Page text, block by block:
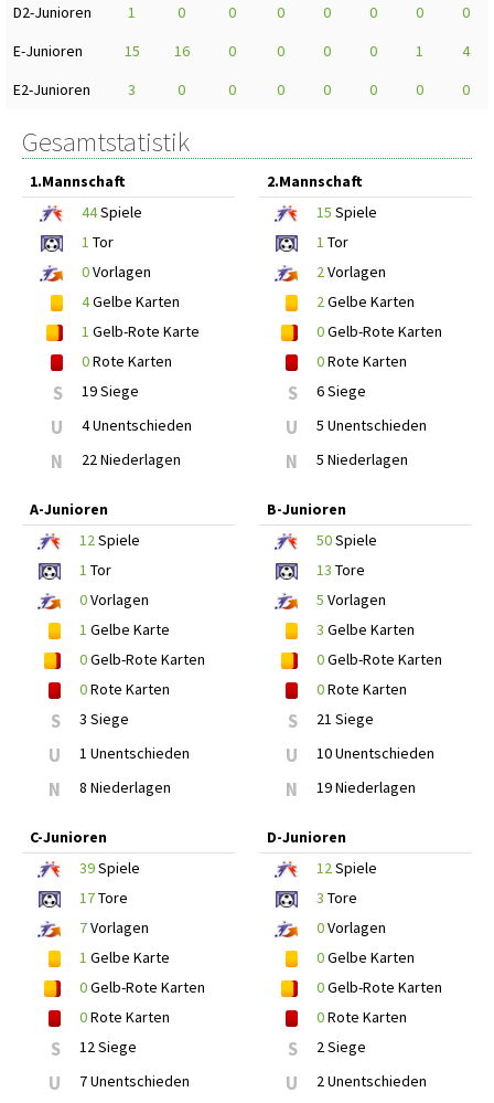
D2-Junioren 1 0 0 0 0 0 0
0
E-Junioren
15 16 0 0 0 0 1
4
E2-Junioren
3 0 0 0 0 0 0 0
Gesamtstatistik
1.Mannschaft
44Spiele
1 Tor
0Vorlagen
4Gelbe Karten
1 Gelb-Rote Karte
0Rote Karten
S 19 Siege
U 4 Unentschieden
N 22 Niederlagen
2.Mannschaft
15 Spiele
1 Tor
2Vorlagen
2Gelbe Karten
0Gelb-Rote Karten
0Rote Karten
S 6 Siege
U 5 Unentschieden
N 5 Niederlagen
A-Junioren
12Spiele
1 Tor
0Vorlagen
1 Gelbe Karte
0Gelb-Rote Karten
0Rote Karten
S 3 Siege
U 1 Unentschieden
N 8 Niederlagen
B-Junioren
50Spiele
13 Tore
5 Vorlagen
3 Gelbe Karten
0Gelb-Rote Karten
0Rote Karten
S 21 Siege
U 10 Unentschieden
N 19 Niederlagen
C-Junioren
39Spiele
17Tore
7Vorlagen
1 Gelbe Karte
0Gelb-Rote Karten
0Rote Karten
S 12 Siege
U 7 Unentschieden
D-Junioren
12Spiele
3 Tore
0Vorlagen
0Gelbe Karten
0Gelb-Rote Karten
0Rote Karten
S 2 Siege
U 2 Unentschieden